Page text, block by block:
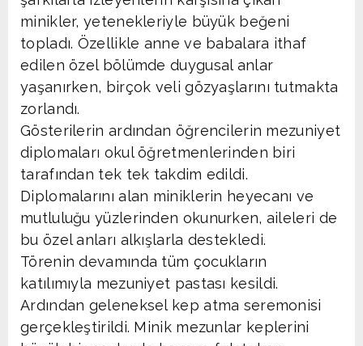
minikler, yetenekleriyle büyük beğeni
topladı. Özellikle anne ve babalara ithaf
edilen özel bölümde duygusal anlar
yaşanırken, birçok veli gözyaşlarını tutmakta
zorlandı.
Gösterilerin ardından öğrencilerin mezuniyet
diplomaları okul öğretmenlerinden biri
tarafından tek tek takdim edildi.
Diplomalarını alan miniklerin heyecanı ve
mutluluğu yüzlerinden okunurken, aileleri de
bu özel anları alkışlarla destekledi.
Törenin devamında tüm çocukların
katılımıyla mezuniyet pastası kesildi.
Ardından geleneksel kep atma seremonisi
gerçekleştirildi. Minik mezunlar keplerini